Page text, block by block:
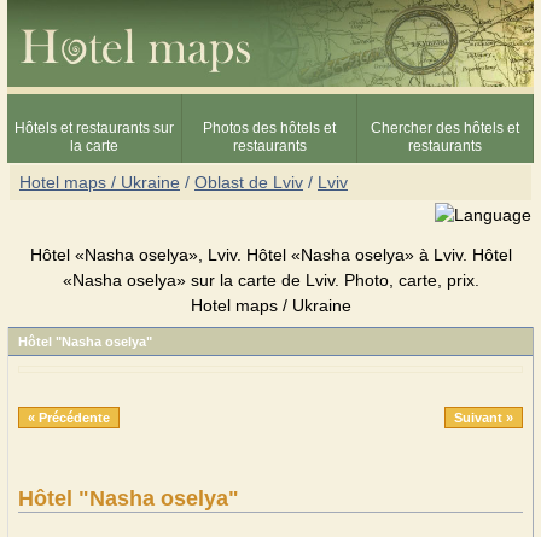
Hôtels et restaurants sur
la carte
Photos des hôtels et
restaurants
Chercher des hôtels et
restaurants
Hotel maps / Ukraine / Oblast de Lviv / Lviv
Hôtel «Nasha oselya», Lviv. Hôtel «Nasha oselya» à Lviv. Hôtel
«Nasha oselya» sur la carte de Lviv. Photo, carte, prix.
Hotel maps / Ukraine
Hôtel "Nasha oselya"
« Précédente Suivant »
Hôtel "Nasha oselya"